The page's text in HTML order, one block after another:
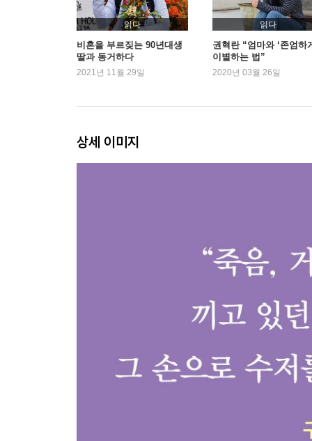
새벽 1시, 이상한 사설 응급차
응급실에 퍼지는 한 서린 욕
엄마를 사랑하지 않을 수도 있잖아
엄마 빤스에는 주머니가 많아서
‘밴드’ 속 엄마의 꽃 같은 날들
섬망의 징후, 헛것과 싸우다
정말 저승사자가 오나 보다
보내드릴 모든 준비가 되었는데
꿈처럼 어여 가요, 제발
이제 임종을 기다리지 않겠다
읽다
비혼을 부르짖는 90년대생
딸과 동거하다
2021년 11월 29일
읽다
권혁란 “엄마와 ‘존엄하
이별하는 법”
2020년 03월 26일
상세 이미지